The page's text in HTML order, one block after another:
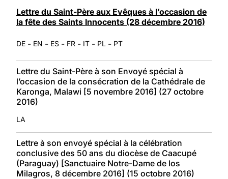
Lettre du Saint-Père aux Evêques à l’occasion de
la fête des Saints Innocents (28 décembre 2016)
DE - EN - ES - FR - IT - PL - PT
Lettre du Saint-Père à son Envoyé spécial à
l’occasion de la consécration de la Cathédrale de
Karonga, Malawi [5 novembre 2016] (27 octobre
2016)
LA
Lettre à son envoyé spécial à la célébration
conclusive des 50 ans du diocèse de Caacupé
(Paraguay) [Sanctuaire Notre-Dame de los
Milagros, 8 décembre 2016] (15 octobre 2016)